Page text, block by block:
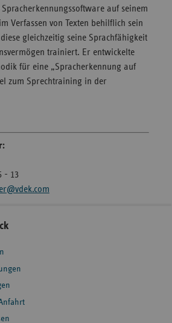
auf seinem
Verfassen von Texten behilflich sein
gleichzeitig seine Sprachfähigkeit
trainiert. Er entwickelte
für eine „Spracherkennung auf
zum Sprechtraining in der
- 13